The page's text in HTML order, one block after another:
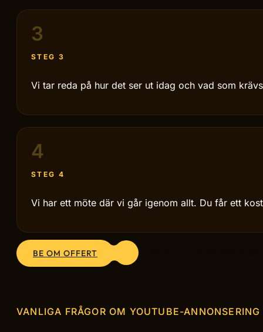
3
STEG 3
Vi tar reda på hur det ser ut idag och vad som
4
STEG 4
Vi har ett möte där vi går igenom allt. Du får ett
BE OM OFFERT
VANLIGA FRÅGOR OM YOUTUBE-ANNONSERING